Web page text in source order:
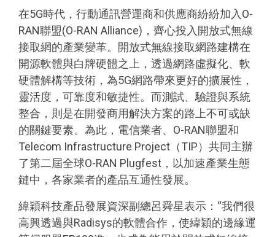
在5G時代，行動通訊營運商和供應商紛紛加入O-
RAN聯盟(O-RAN Alliance)，齊心投入開放式無線
接取網的產業變革。開放式無線接取網路建構在
開源軟體與白牌硬體之上，透過網路虛擬化、軟
硬體解構等技術，為5G網路帶來更好的擴展性，
靈活度，可靠度和敏捷性。而測試、驗證與系統
整合，則是在開發商用解決方案的路上不可或缺
的關鍵要素。為此，電信業者、O-RAN聯盟和
Telecom Infrastructure Project（TIP）共同主辦
了第二屆全球O-RAN Plugfest，以加速產業生態
鏈中，各家業者的產品互通性發展。
緯穎科技產品發展資深副總呂舜星表示：“我們很
高興透過與Radisys的軟體合作，使緯穎的邊緣運